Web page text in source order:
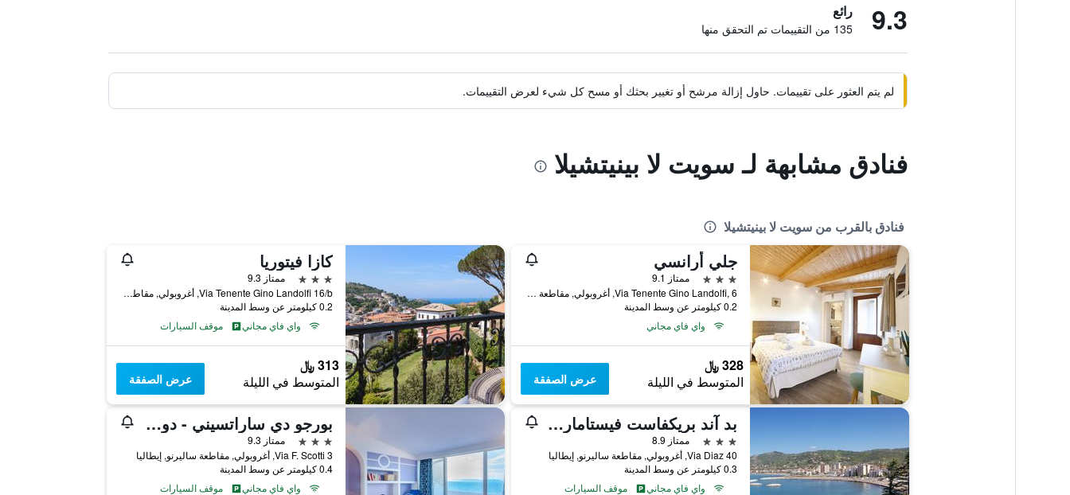
9.3 رائع
135 من التقييمات تم التحقق منها
لم يتم العثور على تقييمات. حاول إزالة مرشح أو تغيير بحثك أو مسح كل شيء لعرض التقييمات.
فنادق مشابهة لـ سويت لا بينيتشيلا
فنادق بالقرب من سويت لا بينيتشيلا
جلي أرانسي
3 نجوم
ممتاز 9.1
Via Tenente Gino Landolfi, 6, أغروبولي, مقاطعة ساليرنو, إيطاليا
0.2 كيلومتر عن وسط المدينة
واي فاي مجاني
328 ﷼
المتوسط في الليلة عرض الصفقة
كازا فيتوريا
3 نجوم
ممتاز 9.3
Via Tenente Gino Landolfi 16/b, أغروبولي, مقاطعة ساليرنو, إيطاليا
0.2 كيلومتر عن وسط المدينة
واي فاي مجاني
موقف السيارات
313 ﷼
المتوسط في الليلة عرض الصفقة
بد آند بريكفاست فيستامار سويت
3 نجوم
ممتاز 8.9
Via Diaz 40, أغروبولي, مقاطعة ساليرنو, إيطاليا
0.3 كيلومتر عن وسط المدينة
واي فاي مجاني
موقف السيارات
بورجو دي ساراتسيني - دوموس إندوميتا
3 نجوم
ممتاز 9.3
Via F. Scotti 3, أغروبولي, مقاطعة ساليرنو, إيطاليا
0.4 كيلومتر عن وسط المدينة
واي فاي مجاني
موقف السيارات